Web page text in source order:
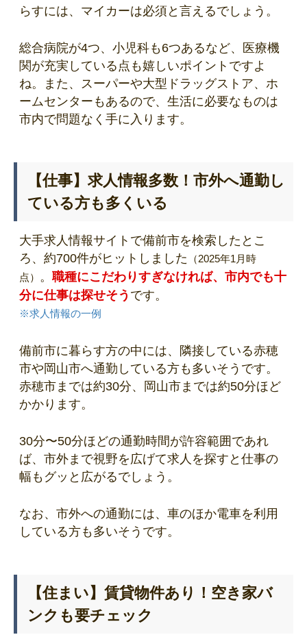
らすには、マイカーは必須と言えるでしょう。
総合病院が4つ、小児科も6つあるなど、医療機
関が充実している点も嬉しいポイントですよ
ね。また、スーパーや大型ドラッグストア、ホ
ームセンターもあるので、生活に必要なものは
市内で問題なく手に入ります。
【仕事】求人情報多数！市外へ通勤し
ている方も多くいる
大手求人情報サイトで備前市を検索したとこ
ろ、約700件がヒットしました
（2025年1月時
点） 。 職種にこだわりすぎなければ、市内でも十
分に仕事は探せそう です。
※求人情報の一例
備前市に暮らす方の中には、隣接している赤穂
市や岡山市へ通勤している方も多いそうです。
赤穂市までは約30分、岡山市までは約50分ほど
かかります。
30分〜50分ほどの通勤時間が許容範囲であれ
ば、市外まで視野を広げて求人を探すと仕事の
幅もグッと広がるでしょう。
なお、市外への通勤には、車のほか電車を利用
している方も多いそうです。
【住まい】賃貸物件あり！空き家バ
ンクも要チェック